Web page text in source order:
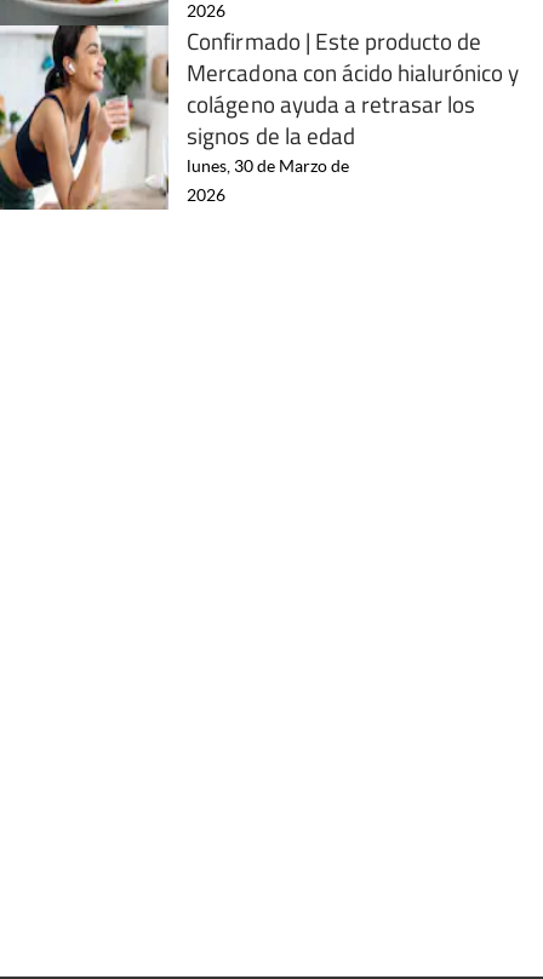
2026
Confirmado | Este producto de
Mercadona con ácido hialurónico y
colágeno ayuda a retrasar los
signos de la edad
lunes, 30 de Marzo de
2026